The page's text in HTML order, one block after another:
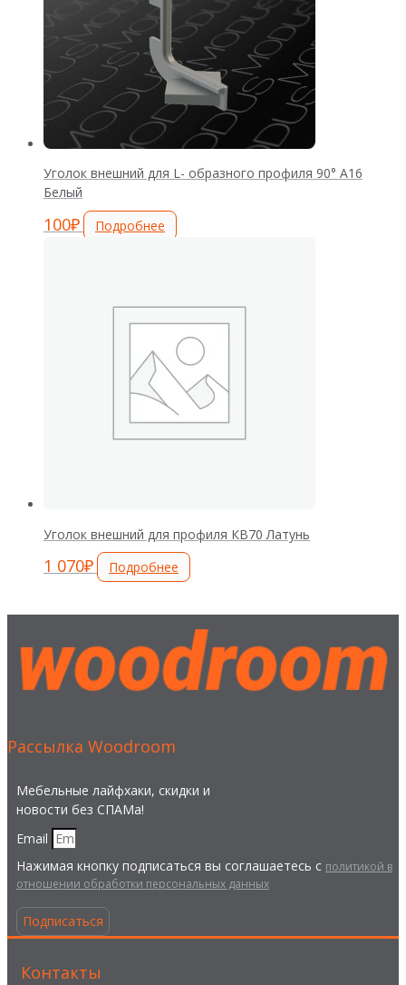
Уголок внешний для L- образного профиля 90° А16
Белый
100₽ Подробнее
Уголок внешний для профиля КВ70 Латунь
1 070₽ Подробнее
Рассылка Woodroom
Мебельные лайфхаки, скидки и
новости без СПАМа!
Email
Нажимая кнопку подписаться вы соглашаетесь с политикой в
отношении обработки персональных данных
Подписаться
Контакты